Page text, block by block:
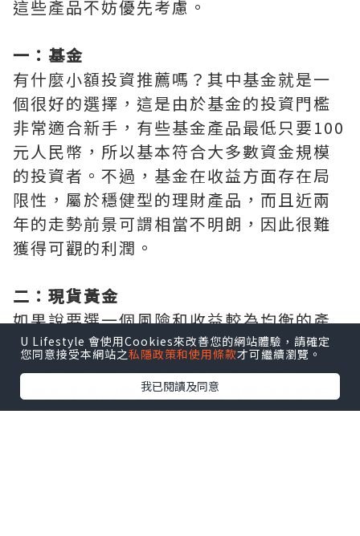
這些產品不妨優先考慮。
一：基金
有什麼小額投資推薦嗎？其中基金就是一
個很好的選擇，這是由於基金的投資門檻
非常適合新手，有些基金產品最低只要100
元人民幣，所以基本符合大多數資金規模
的投資者。不過，基金在收益方面存在局
限性，屬於穩健型的理財產品，而且近兩
年的走勢前景可謂相當不明朗，因此很難
獲得可觀的利潤。
二：現貨黃金
如果說要選一個風險和收益較為均衡的產
品，那麼現貨黃金必然是金融市場當中的
佼佼者，所以有什麼小額投資推薦嗎？入
市要求不高的現貨黃金同樣值得我們優先
考慮。現貨黃金的投資門檻通常不會超過
U Lifestyle 會使用Cookies來改善您的網站體驗，請確定
您同意接受本網站之私隱政策和使用條款才可繼續瀏覽。
我已閱讀及同意